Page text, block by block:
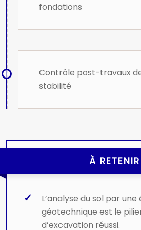
fondations
Contrôle post-travaux
stabilité
À RETENIR
L’analyse du sol par une
géotechnique est le
d’excavation réussi.